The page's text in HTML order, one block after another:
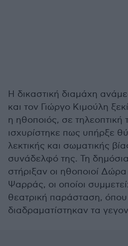
Η δικαστική διαμάχη
και τον Γιώργο Κιμούλη
η ηθοποιός, σε τηλεοπτική
ισχυρίστηκε πως υπήρξε
λεκτικής και σωματικής
συνάδελφό της. Τη
στήριξαν οι ηθοποιοί
Ψαρράς, οι οποίοι
θεατρική παράσταση, όπου
διαδραματίστηκαν τα